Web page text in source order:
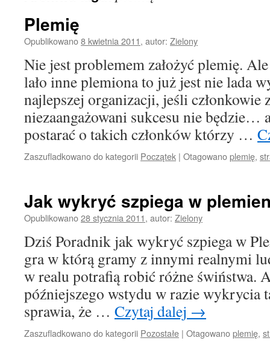
Plemię
Opublikowano8 kwietnia 2011, autor: Zielony
Nie jest problemem założyć plemię.
lało inne plemiona to już jest nie lada
najlepszej organizacji, jeśli członkowie
niezaangażowani sukcesu nie będzie…
postarać o takich członków którzy …
Zaszufladkowano do kategorii Początek | Otagowanoplemię,
Jak wykryć szpiega w
Opublikowano28 stycznia 2011, autor: Zielony
Dziś Poradnik jak wykryć szpiega w
gra w którą gramy z innymi realnymi
w realu potrafią robić różne świństwa.
późniejszego wstydu w razie wykrycia
sprawia, że … Czytaj dalej →
Zaszufladkowano do kategorii Pozostałe | Otagowanoplemię,